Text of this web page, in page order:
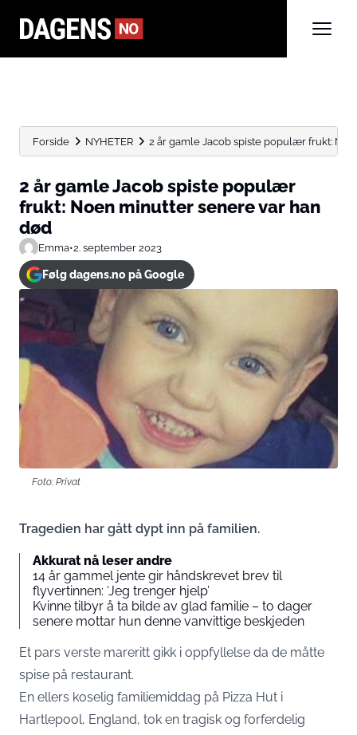
Forside NYHETER 2 år gamle Jacob spiste populær frukt:
2 år gamle Jacob spiste populær
frukt: Noen minutter senere var han
død
Emma•2. september 2023
Følg dagens.no på Google
Foto: Privat
Tragedien har gått dypt inn på familien.
Akkurat nå leser andre
14 år gammel jente gir håndskrevet brev til
flyvertinnen: ‘Jeg trenger hjelp’
Kvinne tilbyr å ta bilde av glad familie – to dager
senere mottar hun denne vanvittige beskjeden
Et pars verste mareritt gikk i oppfyllelse da de måtte
spise på restaurant.
En ellers koselig familiemiddag på Pizza Hut i
Hartlepool, England, tok en tragisk og forferdelig